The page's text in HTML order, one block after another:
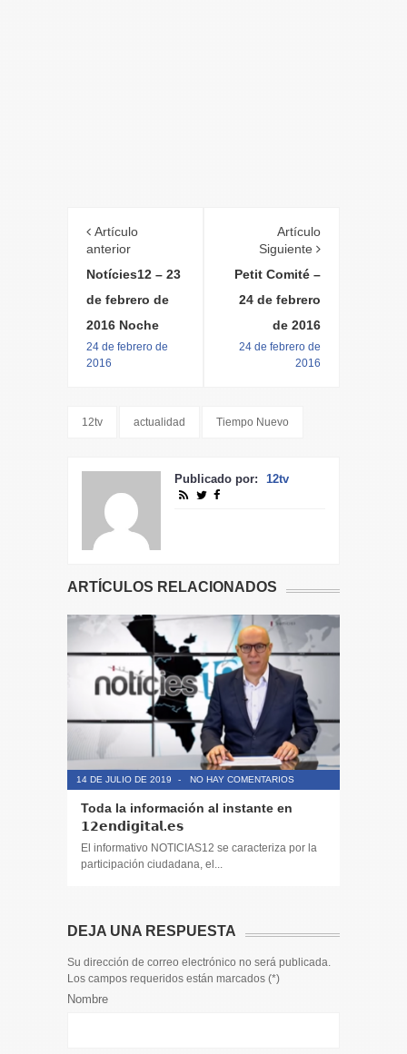
Artículo
anterior
Notícies12 – 23
de febrero de
2016 Noche
24 de febrero de
2016
Artículo
Siguiente
Petit Comité –
24 de febrero
de 2016
24 de febrero de
2016
12tv actualidad Tiempo Nuevo
Publicado por: 12tv
ARTÍCULOS RELACIONADOS
14 DE JULIO DE 2019 - NO HAY COMENTARIOS
Toda la información al instante en
𝟭𝟮𝗲𝗻𝗱𝗶𝗴𝗶𝘁𝗮𝗹.𝗲𝘀
El informativo NOTICIAS12 se caracteriza por la
participación ciudadana, el...
DEJA UNA RESPUESTA
Su dirección de correo electrónico no será publicada.
Los campos requeridos están marcados (*)
Nombre